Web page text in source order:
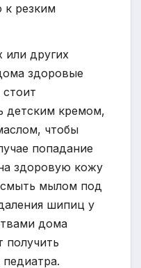
к резким
или других
здоровые
детским кремом,
чтобы
попадание
здоровую кожу
мылом под
шипиц у
дома
получить